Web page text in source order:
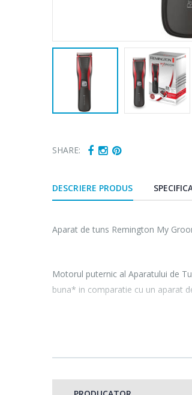
SHARE:
DESCRIERE PRODUS
Aparat de tuns Remington My
Motorul puternic al Aparatului de
buna* in comparatie cu un aparat
Lamele din otel inoxidabil cu
timp ce uleiul si peria de curatare